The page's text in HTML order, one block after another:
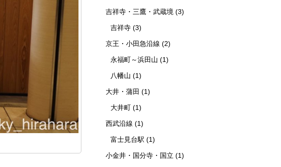
吉祥寺・三鷹・武蔵境 (3)
吉祥寺 (3)
京王・小田急沿線 (2)
永福町～浜田山 (1)
八幡山 (1)
大井・蒲田 (1)
大井町 (1)
西武沿線 (1)
富士見台駅 (1)
小金井・国分寺・国立 (1)